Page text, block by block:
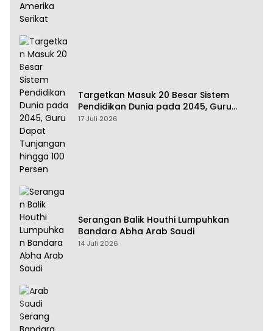
Targetkan Masuk 20 Besar Sistem
Pendidikan Dunia pada 2045, Guru
Dapat Tunjangan hingga 100 Persen
17 Juli 2026
Serangan Balik Houthi Lumpuhkan
Bandara Abha Arab Saudi
14 Juli 2026